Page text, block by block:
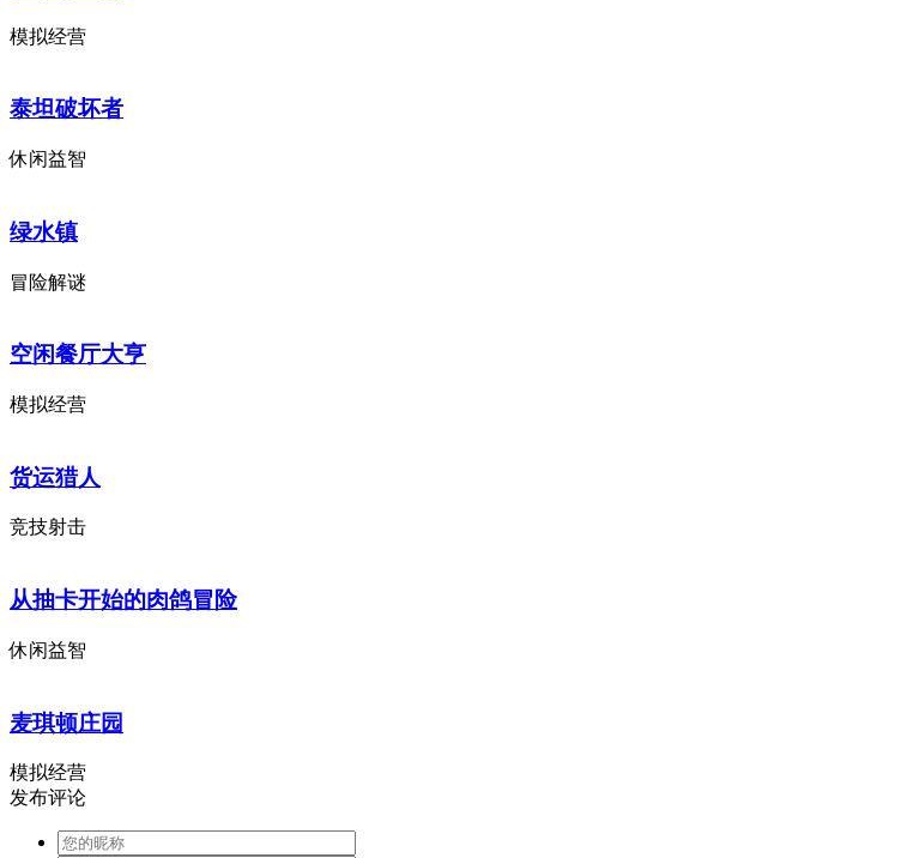
模拟经营
泰坦破坏者
休闲益智
绿水镇
冒险解谜
空闲餐厅大亨
模拟经营
货运猎人
竞技射击
从抽卡开始的肉鸽冒险
休闲益智
麦琪顿庄园
模拟经营
发布评论